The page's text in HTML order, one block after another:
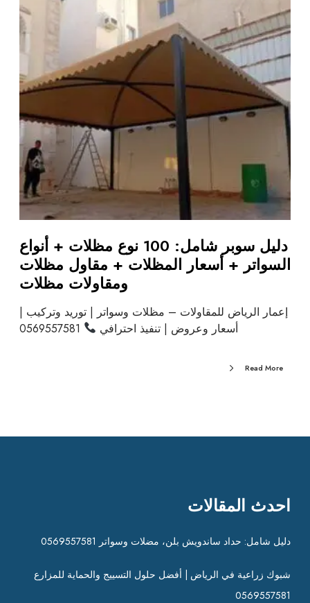
دليل سوبر شامل: 100 نوع مظلات + أنواع
السواتر + أسعار المظلات + مقاول مظلات
ومقاولات مظلات
إعمار الرياض للمقاولات – مظلات وسواتر | توريد وتركيب |
أسعار وعروض | تنفيذ احترافي
Read More
احدث المقالات
دليل شامل: حداد ساندويش بلن، مضلات وسواتر 0569557581
شبوك زراعية في الرياض | أفضل حلول التسييج والحماية للمزارع
0569557581